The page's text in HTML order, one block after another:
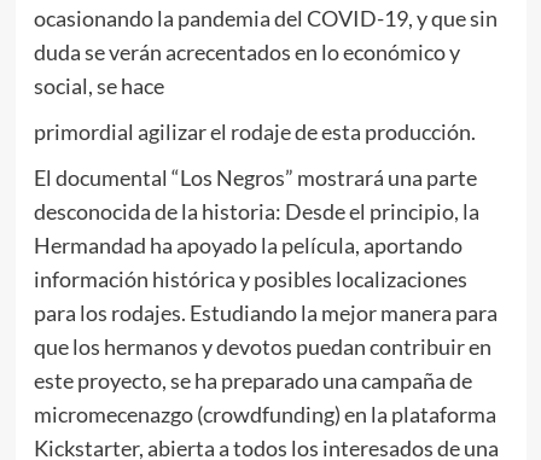
ocasionando la pandemia del COVID-19, y que sin
duda se verán acrecentados en lo económico y
social, se hace
primordial agilizar el rodaje de esta producción.
El documental “Los Negros” mostrará una parte
desconocida de la historia: Desde el principio, la
Hermandad ha apoyado la película, aportando
información histórica y posibles localizaciones
para los rodajes. Estudiando la mejor manera para
que los hermanos y devotos puedan contribuir en
este proyecto, se ha preparado una campaña de
micromecenazgo (crowdfunding) en la plataforma
Kickstarter, abierta a todos los interesados de una